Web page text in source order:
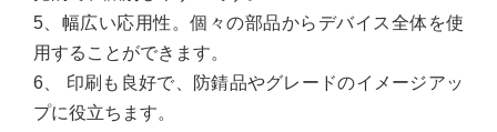
5
幅広い応用性。個々の部品からデバイス全体を使
用することができます。
6
印刷も良好で、防錆品やグレードのイメージアッ
プに役立ちます。